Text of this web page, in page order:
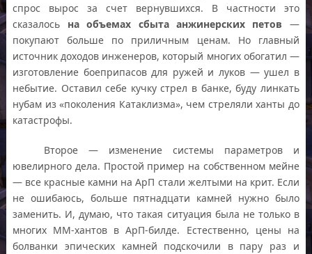
спрос вырос за счет вернувшихся. В частности это
сказалось на объемах сбыта анжинерских петов —
покупают больше по приличным ценам. Но главный
источник доходов инженеров, который многих обогатил —
изготовление боеприпасов для ружей и луков — ушел в
небытие. Оставил себе кучку стрел в банке, буду линкать
нубам из «поколения Катаклизма», чем стреляли ханты до
катастрофы.
Второе — изменение системы параметров и
ювелирного дела. Простой пример на собственном мейне
— все красные камни на АрП стали желтыми на крит. Если
не ошибаюсь, больше пятнадцати камней нужно было
заменить. И, думаю, что такая ситуация была не только в
многих ММ-хантов в АрП-билде. Естественно, цены на
болванки эпических камней подскочили в пару раз и